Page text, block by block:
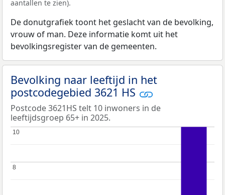
aantallen te zien).
De donutgrafiek toont het geslacht van de bevolking,
vrouw of man. Deze informatie komt uit het
bevolkingsregister van de gemeenten.
Bevolking naar leeftijd in het
postcodegebied 3621 HS
Postcode 3621HS telt 10 inwoners in de
leeftijdsgroep 65+ in 2025.
8
8
10
10